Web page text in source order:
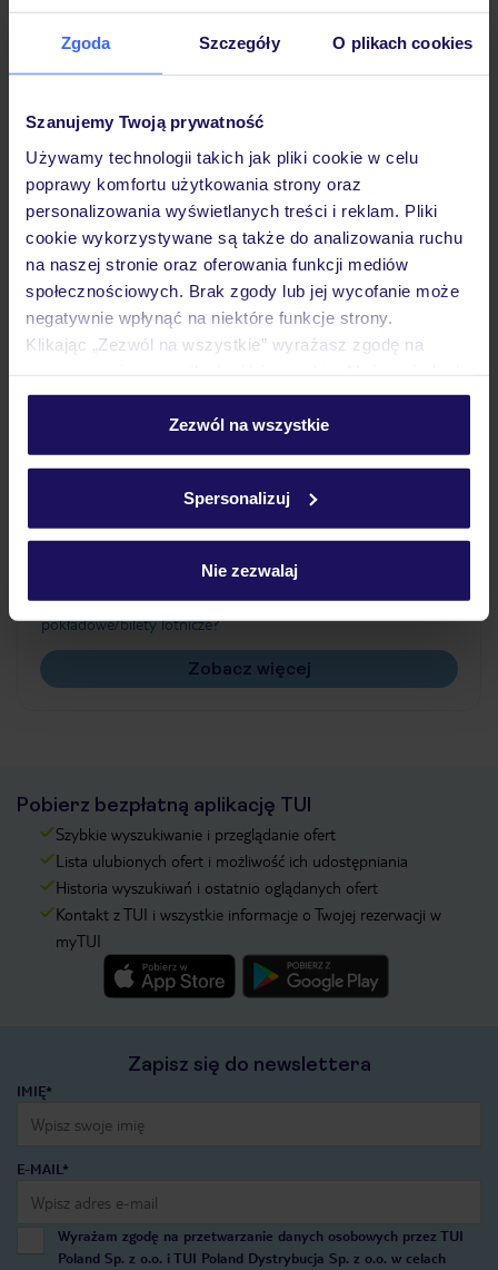
Zgoda Szczegóły O plikach cookies
Szanujemy Twoją prywatność
Używamy technologii takich jak pliki cookie w celu
poprawy komfortu użytkowania strony oraz
personalizowania wyświetlanych treści i reklam. Pliki
cookie wykorzystywane są także do analizowania ruchu
na naszej stronie oraz oferowania funkcji mediów
społecznościowych. Brak zgody lub jej wycofanie może
negatywnie wpłynąć na niektóre funkcje strony.
Klikając „Zezwól na wszystkie” wyrażasz zgodę na
personalizować swój wybór wchodząc w zakładkę
Szczegółowe informacje o plikach cookie znajdziesz
Zezwól na wszystkie
Spersonalizuj
Nie zezwalaj
Pokoje
Wyżywienie
Atrakcje
Ważne informacje
Czy w Hotelu będzie przedstawiciel TUI?
Na jakiej podstawie i gdzie otrzymam karty
pokładowe/bilety lotnicze?
Zobacz więcej
Pobierz bezpłatną aplikację TUI
Szybkie wyszukiwanie i przeglądanie ofert
Lista ulubionych ofert i możliwość ich udostępniania
Historia wyszukiwań i ostatnio oglądanych ofert
Kontakt z TUI i wszystkie informacje o Twojej rezerwacji w
myTUI
Zapisz się do newslettera
IMIĘ*
E-MAIL*
Wyrażam zgodę na przetwarzanie danych osobowych przez TUI
Poland Sp. z o.o. i TUI Poland Dystrybucja Sp. z o.o. w celach